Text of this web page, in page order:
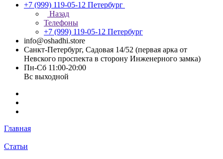
+7 (999) 119-05-12 Петербург
Назад
Телефоны
+7 (999) 119-05-12 Петербург
info@oshadhi.store
Санкт-Петербург, Садовая 14/52 (первая арка от
Невского проспекта в сторону Инженерного замка)
Пн-Сб 11:00-20:00
Вс выходной
Главная
Статьи